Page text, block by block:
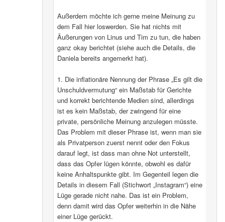
Außerdem möchte ich gerne meine Meinung zu
dem Fall hier loswerden. Sie hat nichts mit
Äußerungen von Linus und Tim zu tun, die haben
ganz okay berichtet (siehe auch die Details, die
Daniela bereits angemerkt hat).
1. Die inflationäre Nennung der Phrase „Es gilt die
Unschuldvermutung“ ein Maßstab für Gerichte
und korrekt berichtende Medien sind, allerdings
ist es kein Maßstab, der zwingend für eine
private, persönliche Meinung anzulegen müsste.
Das Problem mit dieser Phrase ist, wenn man sie
als Privatperson zuerst nennt oder den Fokus
darauf legt, ist dass man ohne Not unterstellt,
dass das Opfer lügen könnte, obwohl es dafür
keine Anhaltspunkte gibt. Im Gegenteil legen die
Details in diesem Fall (Stichwort „Instagram“) eine
Lüge gerade nicht nahe. Das ist ein Problem,
denn damit wird das Opfer weiterhin in die Nähe
einer Lüge gerückt.